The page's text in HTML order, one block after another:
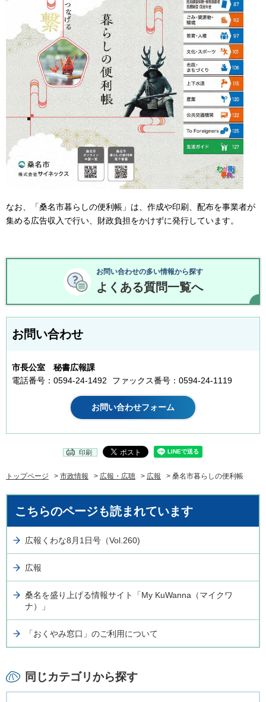
なお、「桑名市暮らしの便利帳」は、作成や印刷、配布を事業者が
集める広告収入で行い、財政負担をかけずに発行しています。
お問い合わせの多い情報から探す
よくある質問一覧へ
お問い合わせ
市長公室 秘書広報課
電話番号：0594-24-1492
ファックス番号：0594-24-1119
印刷
トップページ > 市政情報 > 広報・広聴 > 広報 > 桑名市暮らしの便利帳
こちらのページも読まれています
広報くわな8月1日号（Vol.260)
広報
桑名を盛り上げる情報サイト「My KuWanna（マイクワ
ナ）」
「おくやみ窓口」のご利用について
同じカテゴリから探す